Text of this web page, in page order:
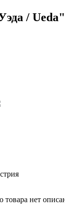
/
нет